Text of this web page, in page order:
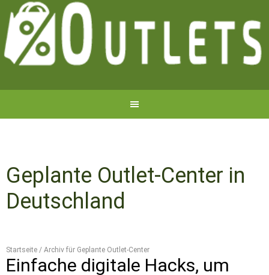
Geplante Outlet-Center in
Deutschland
Startseite / Archiv für Geplante Outlet-Center
Einfache digitale Hacks, um